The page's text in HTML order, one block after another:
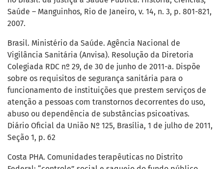
Saúde – Manguinhos, Rio de Janeiro, v. 14, n. 3, p. 801-821,
2007.
Brasil. Ministério da Saúde. Agência Nacional de
Vigilância Sanitária (Anvisa). Resolução da Diretoria
Colegiada RDC nº 29, de 30 de junho de 2011-a. Dispõe
sobre os requisitos de segurança sanitária para o
funcionamento de instituições que prestem serviços de
atenção a pessoas com transtornos decorrentes do uso,
abuso ou dependência de substâncias psicoativas.
Diário Oficial da União Nº 125, Brasília, 1 de julho de 2011,
Seção 1, p. 62
Costa PHA. Comunidades terapêuticas no Distrito